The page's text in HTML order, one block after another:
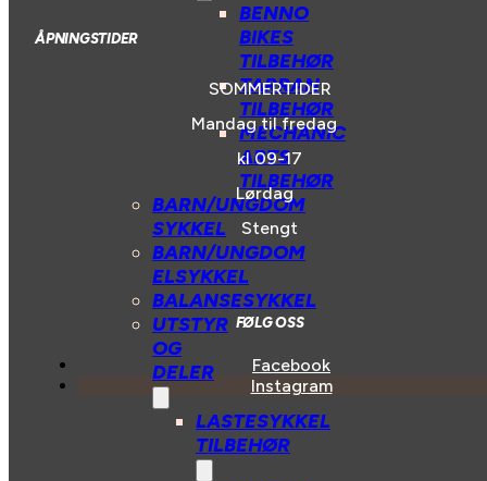
BENNO
BIKES
TILBEHØR
TARRAN
TILBEHØR
MECHANIC
ARTS
TILBEHØR
BARN/UNGDOM
SYKKEL
BARN/UNGDOM
ELSYKKEL
BALANSESYKKEL
UTSTYR
OG
DELER
LASTESYKKEL
TILBEHØR
ÅPNINGSTIDER
SOMMERTIDER
Mandag til fredag
kl 09-17
Lørdag
Stengt
FØLG OSS
Facebook
Instagram